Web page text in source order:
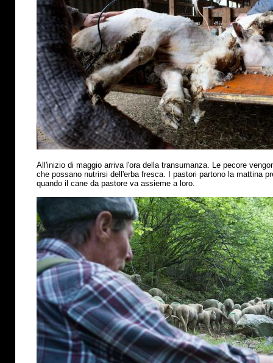
All'inizio di maggio arriva l'ora della transumanza. Le pecore
che possano nutrirsi dell'erba fresca. I pastori partono la mattina
quando il cane da pastore va assieme a loro.